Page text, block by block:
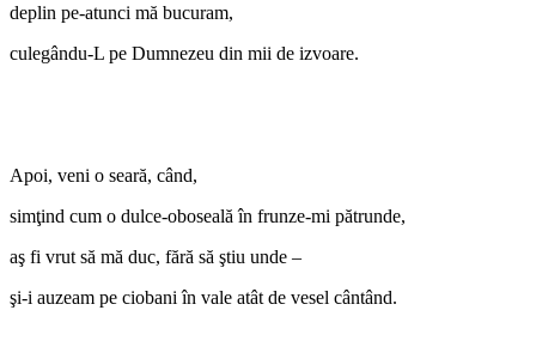
deplin pe-atunci mă bucuram,
culegându-L pe Dumnezeu din mii de izvoare.
Apoi, veni o seară, când,
simţind cum o dulce-oboseală în frunze-mi pătrunde,
aş fi vrut să mă duc, fără să ştiu unde –
şi-i auzeam pe ciobani în vale atât de vesel cântând.